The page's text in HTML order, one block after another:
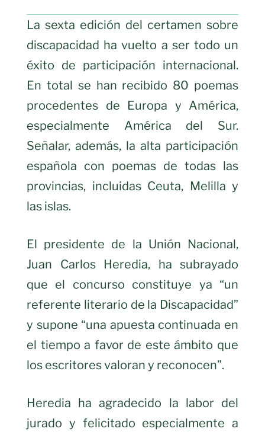
La sexta edición del certamen sobre
discapacidad ha vuelto a ser todo un
éxito de participación internacional.
En total se han recibido 80 poemas
procedentes de Europa y América,
especialmente América del Sur.
Señalar, además, la alta participación
española con poemas de todas las
provincias, incluidas Ceuta, Melilla y
las islas.
El presidente de la Unión Nacional,
Juan Carlos Heredia, ha subrayado
que el concurso constituye ya “un
referente literario de la Discapacidad”
y supone “una apuesta continuada en
el tiempo a favor de este ámbito que
los escritores valoran y reconocen”.
Heredia ha agradecido la labor del
jurado y felicitado especialmente a